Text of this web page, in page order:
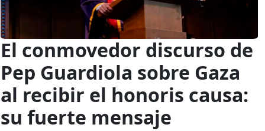
El conmovedor discurso de
Pep Guardiola sobre Gaza
al recibir el honoris causa:
su fuerte mensaje